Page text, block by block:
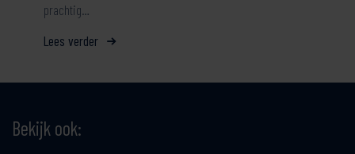
prachtig…
Lees verder
Bekijk ook: